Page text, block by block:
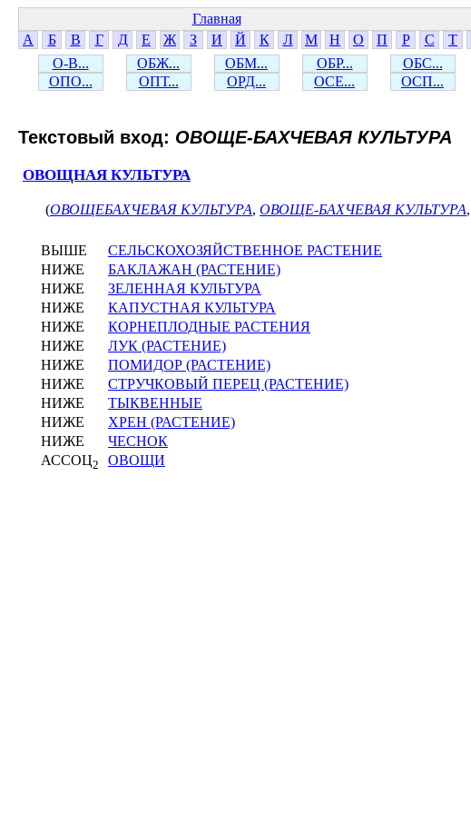
Главная
А
Б В Г Д Е Ж З И Й К Л М Н О П Р С Т
О-В...
ОБЖ... ОБМ... ОБР... ОБС...
ОПО...
ОПТ... ОРД... ОСЕ... ОСП...
Текстовый вход: ОВОЩЕ-БАХЧЕВАЯ КУЛЬТУРА
ОВОЩНАЯ КУЛЬТУРА
(ОВОЩЕБАХЧЕВАЯ КУЛЬТУРА, ОВОЩЕ-БАХЧЕВАЯ КУЛЬТУРА,
ВЫШЕ
СЕЛЬСКОХОЗЯЙСТВЕННОЕ РАСТЕНИЕ
НИЖЕ
БАКЛАЖАН (РАСТЕНИЕ)
НИЖЕ
ЗЕЛЕННАЯ КУЛЬТУРА
НИЖЕ
КАПУСТНАЯ КУЛЬТУРА
НИЖЕ
КОРНЕПЛОДНЫЕ РАСТЕНИЯ
НИЖЕ
ЛУК (РАСТЕНИЕ)
НИЖЕ
ПОМИДОР (РАСТЕНИЕ)
НИЖЕ
СТРУЧКОВЫЙ ПЕРЕЦ (РАСТЕНИЕ)
НИЖЕ
ТЫКВЕННЫЕ
НИЖЕ
ХРЕН (РАСТЕНИЕ)
НИЖЕ
ЧЕСНОК
АССОЦ2 ОВОЩИ